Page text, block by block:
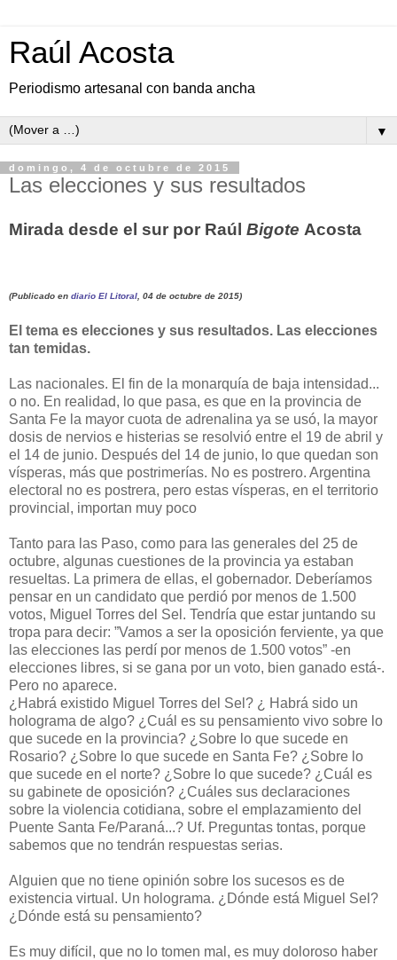
Raúl Acosta
Periodismo artesanal con banda ancha
▼
domingo, 4 de octubre de 2015
Las elecciones y sus resultados
Mirada desde el sur por Raúl Bigote Acosta
(Publicado en diario El Litoral , 04 de octubre de 2015)
El tema es elecciones y sus resultados. Las elecciones
tan temidas.
Las nacionales. El fin de la monarquía de baja intensidad...
o no. En realidad, lo que pasa, es que en la provincia de
Santa Fe la mayor cuota de adrenalina ya se usó, la mayor
dosis de nervios e histerias se resolvió entre el 19 de abril y
el 14 de junio. Después del 14 de junio, lo que quedan son
vísperas, más que postrimerías. No es postrero. Argentina
electoral no es postrera, pero estas vísperas, en el territorio
provincial, importan muy poco
Tanto para las Paso, como para las generales del 25 de
octubre, algunas cuestiones de la provincia ya estaban
resueltas. La primera de ellas, el gobernador. Deberíamos
pensar en un candidato que perdió por menos de 1.500
votos, Miguel Torres del Sel. Tendría que estar juntando su
tropa para decir: ”Vamos a ser la oposición ferviente, ya que
las elecciones las perdí por menos de 1.500 votos” -en
elecciones libres, si se gana por un voto, bien ganado está-.
Pero no aparece.
¿Habrá existido Miguel Torres del Sel? ¿ Habrá sido un
holograma de algo? ¿Cuál es su pensamiento vivo sobre lo
que sucede en la provincia? ¿Sobre lo que sucede en
Rosario? ¿Sobre lo que sucede en Santa Fe? ¿Sobre lo
que sucede en el norte? ¿Sobre lo que sucede? ¿Cuál es
su gabinete de oposición? ¿Cuáles sus declaraciones
sobre la violencia cotidiana, sobre el emplazamiento del
Puente Santa Fe/Paraná...? Uf. Preguntas tontas, porque
sabemos que no tendrán respuestas serias.
Alguien que no tiene opinión sobre los sucesos es de
existencia virtual. Un holograma. ¿Dónde está Miguel Sel?
¿Dónde está su pensamiento?
Es muy difícil, que no lo tomen mal, es muy doloroso haber